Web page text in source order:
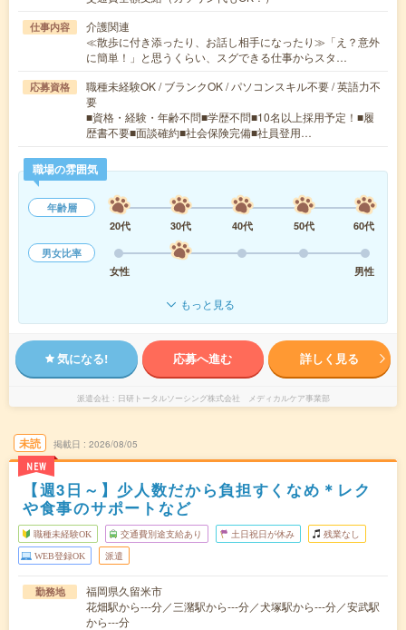
仕事内容
介護関連
≪散歩に付き添ったり、お話し相手になったり≫「え？意外
に簡単！」と思うくらい、スグできる仕事からスタ…
応募資格
職種未経験OK / ブランクOK / パソコンスキル不要 / 英語力不
要
■資格・経験・年齢不問■学歴不問■10名以上採用予定！■履
歴書不要■面談確約■社会保険完備■社員登用…
職場の雰囲気
年齢層
20代
30代 40代 50代
60代
男女比率
女性
男性
もっと見る
気になる! 応募へ進む 詳しく見る
派遣会社 日研トータルソーシング株式会社 メディカルケア事業部
未読
NEW
掲載日 2026/08/05
【週3日～】少人数だから負担すくなめ＊レク
や食事のサポートなど
職種未経験OK 交通費別途支給あり 土日祝日が休み 残業なし
WEB登録OK 派遣
勤務地
福岡県久留米市
花畑駅から---分／三潴駅から---分／犬塚駅から---分／安武駅
から---分